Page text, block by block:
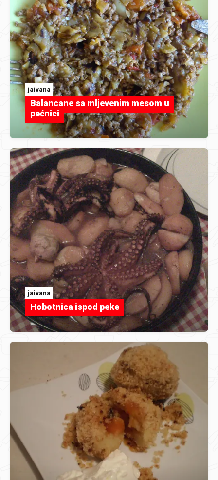
jaivana
Balancane sa mljevenim mesom u
pećnici
jaivana
Hobotnica ispod peke